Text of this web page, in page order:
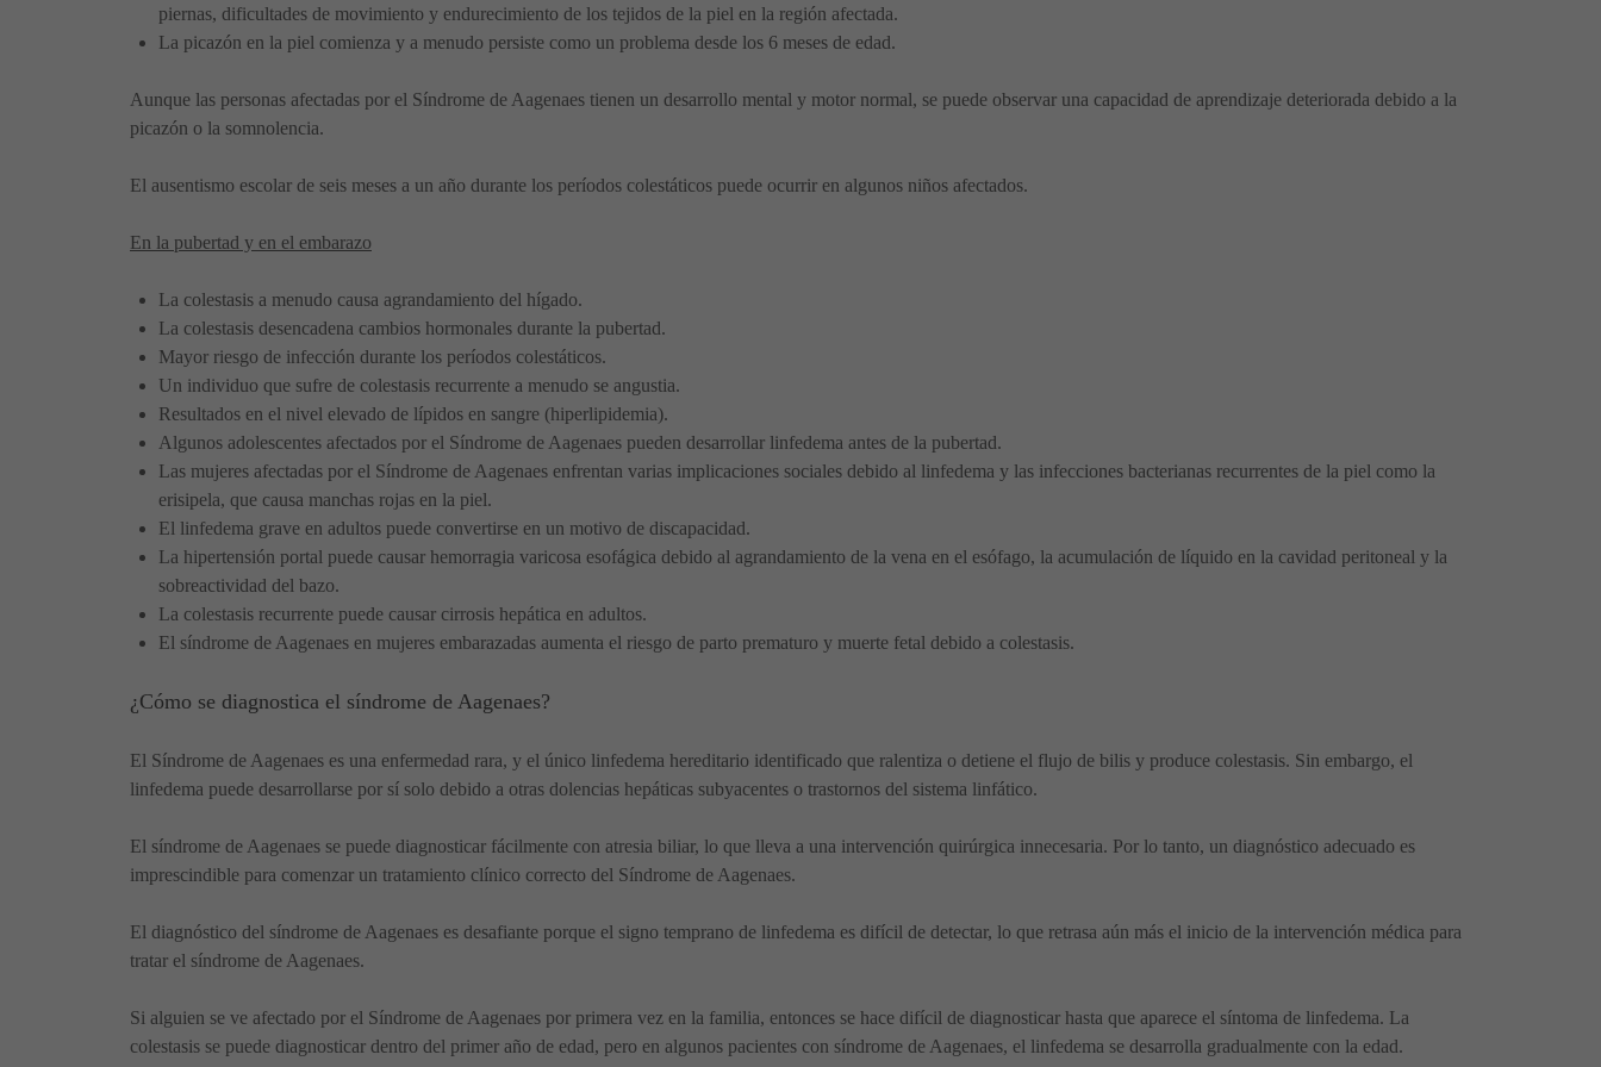
piernas, dificultades de movimiento y endurecimiento de los tejidos de la piel en la región afectada.
La picazón en la piel comienza y a menudo persiste como un problema desde los 6 meses de edad.
Aunque las personas afectadas por el Síndrome de Aagenaes tienen un desarrollo mental y motor normal, se puede observar una capacidad de aprendizaje deteriorada debido a la
picazón o la somnolencia.
El ausentismo escolar de seis meses a un año durante los períodos colestáticos puede ocurrir en algunos niños afectados.
En la pubertad y en el embarazo
La colestasis a menudo causa agrandamiento del hígado.
La colestasis desencadena cambios hormonales durante la pubertad.
Mayor riesgo de infección durante los períodos colestáticos.
Un individuo que sufre de colestasis recurrente a menudo se angustia.
Resultados en el nivel elevado de lípidos en sangre (hiperlipidemia).
Algunos adolescentes afectados por el Síndrome de Aagenaes pueden desarrollar linfedema antes de la pubertad.
Las mujeres afectadas por el Síndrome de Aagenaes enfrentan varias implicaciones sociales debido al linfedema y las infecciones bacterianas recurrentes de la piel como la
erisipela, que causa manchas rojas en la piel.
El linfedema grave en adultos puede convertirse en un motivo de discapacidad.
La hipertensión portal puede causar hemorragia varicosa esofágica debido al agrandamiento de la vena en el esófago, la acumulación de líquido en la cavidad peritoneal y la
sobreactividad del bazo.
La colestasis recurrente puede causar cirrosis hepática en adultos.
El síndrome de Aagenaes en mujeres embarazadas aumenta el riesgo de parto prematuro y muerte fetal debido a colestasis.
¿Cómo se diagnostica el síndrome de Aagenaes?
El Síndrome de Aagenaes es una enfermedad rara, y el único linfedema hereditario identificado que ralentiza o detiene el flujo de bilis y produce colestasis. Sin embargo, el
linfedema puede desarrollarse por sí solo debido a otras dolencias hepáticas subyacentes o trastornos del sistema linfático.
El síndrome de Aagenaes se puede diagnosticar fácilmente con atresia biliar, lo que lleva a una intervención quirúrgica innecesaria. Por lo tanto, un diagnóstico adecuado es
imprescindible para comenzar un tratamiento clínico correcto del Síndrome de Aagenaes.
El diagnóstico del síndrome de Aagenaes es desafiante porque el signo temprano de linfedema es difícil de detectar, lo que retrasa aún más el inicio de la intervención médica para
tratar el síndrome de Aagenaes.
Si alguien se ve afectado por el Síndrome de Aagenaes por primera vez en la familia, entonces se hace difícil de diagnosticar hasta que aparece el síntoma de linfedema. La
colestasis se puede diagnosticar dentro del primer año de edad, pero en algunos pacientes con síndrome de Aagenaes, el linfedema se desarrolla gradualmente con la edad.